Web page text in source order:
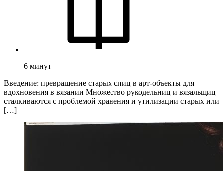
6 минут
Введение: превращение старых спиц в арт-объекты для
вдохновения в вязании Множество рукодельниц и вязальщиц
сталкиваются с проблемой хранения и утилизации старых или
[…]